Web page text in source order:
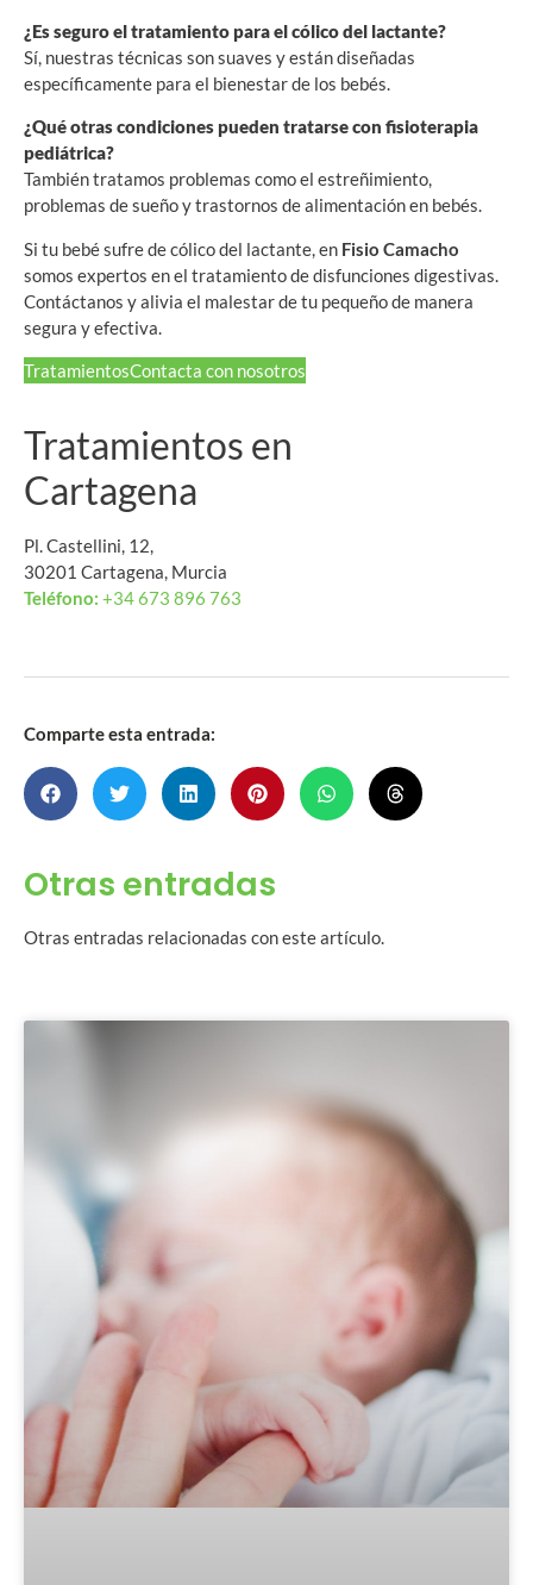
¿Es seguro el tratamiento para el cólico del lactante?
Sí, nuestras técnicas son suaves y están diseñadas
específicamente para el bienestar de los bebés.
¿Qué otras condiciones pueden tratarse con fisioterapia
pediátrica?
También tratamos problemas como el estreñimiento,
problemas de sueño y trastornos de alimentación en bebés.
Si tu bebé sufre de cólico del lactante, en Fisio Camacho
somos expertos en el tratamiento de disfunciones digestivas.
Contáctanos y alivia el malestar de tu pequeño de manera
segura y efectiva.
TratamientosContacta con nosotros
Tratamientos en
Cartagena
Pl. Castellini, 12,
30201 Cartagena, Murcia
Teléfono: +34 673 896 763
Comparte esta entrada:
Otras entradas
Otras entradas relacionadas con este artículo.